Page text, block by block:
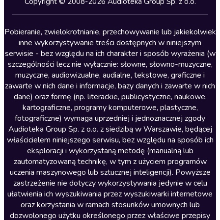
Lektury szkolne
Literatura anglojęzyczna
Literatura faktu
Literatura obyczajowa
Literatura piękna obca
Literatura piękna polska
Nagrania relaksacyjne
Nauka języków
Nauki humanistyczne
Podcasty i audycje
Polityka
Prasa
Religia
Pobieranie, zwielokrotnianie, przechowywanie lub jakiekolwiek
inne wykorzystywanie treści dostępnych w niniejszym
serwisie - bez względu na ich charakter i sposób wyrażenia (w
szczególności lecz nie wyłącznie: słowne, słowno-muzyczne,
muzyczne, audiowizualne, audialne, tekstowe, graficzne i
zawarte w nich dane i informacje, bazy danych i zawarte w nich
dane) oraz formę (np. literackie, publicystyczne, naukowe,
kartograficzne, programy komputerowe, plastyczne,
fotograficzne) wymaga uprzedniej i jednoznacznej zgody
Audioteka Group Sp. z o.o. z siedzibą w Warszawie, będącej
właścicielem niniejszego serwisu, bez względu na sposób ich
eksploracji i wykorzystaną metodę (manualną lub
zautomatyzowaną technikę, w tym z użyciem programów
uczenia maszynowego lub sztucznej inteligencji). Powyższe
zastrzeżenie nie dotyczy wykorzystywania jedynie w celu
ułatwienia ich wyszukiwania przez wyszukiwarki internetowe
oraz korzystania w ramach stosunków umownych lub
dozwolonego użytku określonego przez właściwe przepisy